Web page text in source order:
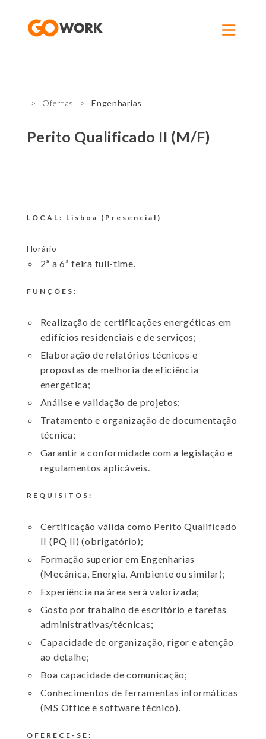
GoWork
Ofertas Engenharias
Perito Qualificado II (M/F)
LOCAL: Lisboa (Presencial)
Horário
2ª a 6ª feira full-time.
FUNÇÕES:
Realização de certificações energéticas em
edifícios residenciais e de serviços;
Elaboração de relatórios técnicos e
propostas de melhoria de eficiência
energética;
Análise e validação de projetos;
Tratamento e organização de documentação
técnica;
Garantir a conformidade com a legislação e
regulamentos aplicáveis.
REQUISITOS:
Certificação válida como Perito Qualificado
II (PQ II) (obrigatório);
Formação superior em Engenharias
(Mecânica, Energia, Ambiente ou similar);
Experiência na área será valorizada;
Gosto por trabalho de escritório e tarefas
administrativas/técnicas;
Capacidade de organização, rigor e atenção
ao detalhe;
Boa capacidade de comunicação;
Conhecimentos de ferramentas informáticas
(MS Office e software técnico).
OFERECE-SE: